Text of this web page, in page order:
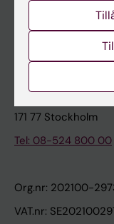
Karolinska
Kontakta
Karolinska
171 77 Stockholm
Tel: 08-524 800 00
Org.nr: 202100-
VAT.nr: